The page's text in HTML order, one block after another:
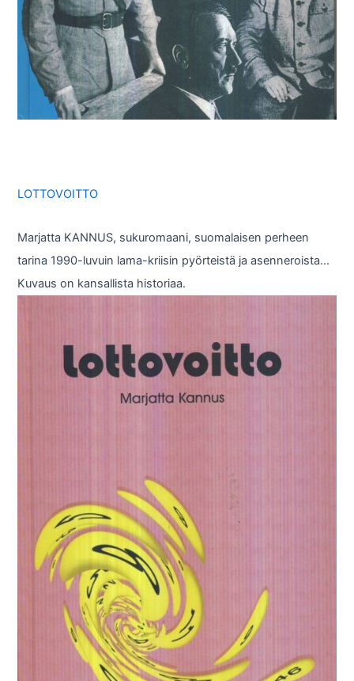
LOTTOVOITTO
Marjatta KANNUS, sukuromaani, suomalaisen perheen
tarina 1990-luvuin lama-kriisin pyörteistä ja asenneroista…
Kuvaus on kansallista historiaa.